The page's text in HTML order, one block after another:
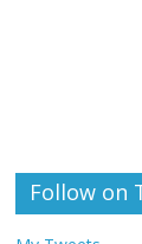
Follow on